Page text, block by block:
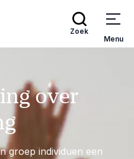
Zoek
Menu
over
groep individuen een